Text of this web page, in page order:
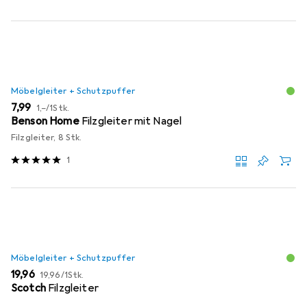
Möbelgleiter + Schutzpuffer
EUR
7,99 EUR
1,–/1Stk.
Benson Home Filzgleiter mit Nagel
Filzgleiter, 8 Stk.
1
Möbelgleiter + Schutzpuffer
EUR
19,96 EUR
19,96/1Stk.
Scotch Filzgleiter